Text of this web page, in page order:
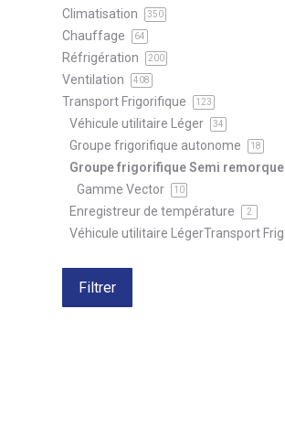
Climatisation 350
Chauffage 64
Réfrigération 200
Ventilation 408
Transport Frigorifique 123
Véhicule utilitaire Léger 34
Groupe frigorifique autonome 18
Groupe frigorifique Semi remorque
Gamme Vector 10
Enregistreur de température 2
Véhicule utilitaire LégerTransport
Filtrer